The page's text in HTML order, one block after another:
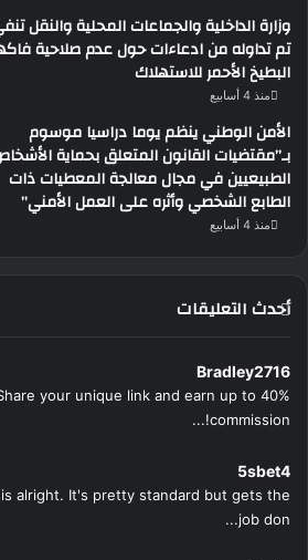
وزارة الداخلية والجماعات المحلية والنقل
تم تداوله من ادعاءات حول عدم صلاحية
البطيخ الأحمر للاستهلاك
منذ 4 أسابيع
الأمن الوطني ينظم يوما دراسيا موسوم
بـ”مقتضيات القانون المتعلق بحماية
الطبيعيين في مجال معالجة المعطيات ذات
الطابع الشخصي وأثره على العمل الأمني”
منذ 4 أسابيع
أحدث التعليقات
Bradley2716
your unique link and earn up to 40%
commission!...
5sbet4
alright. It's pretty standard but gets the
job don...